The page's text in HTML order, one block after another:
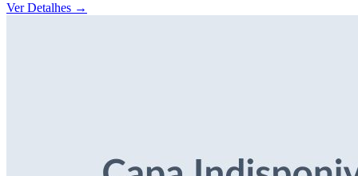
Ver Detalhes →